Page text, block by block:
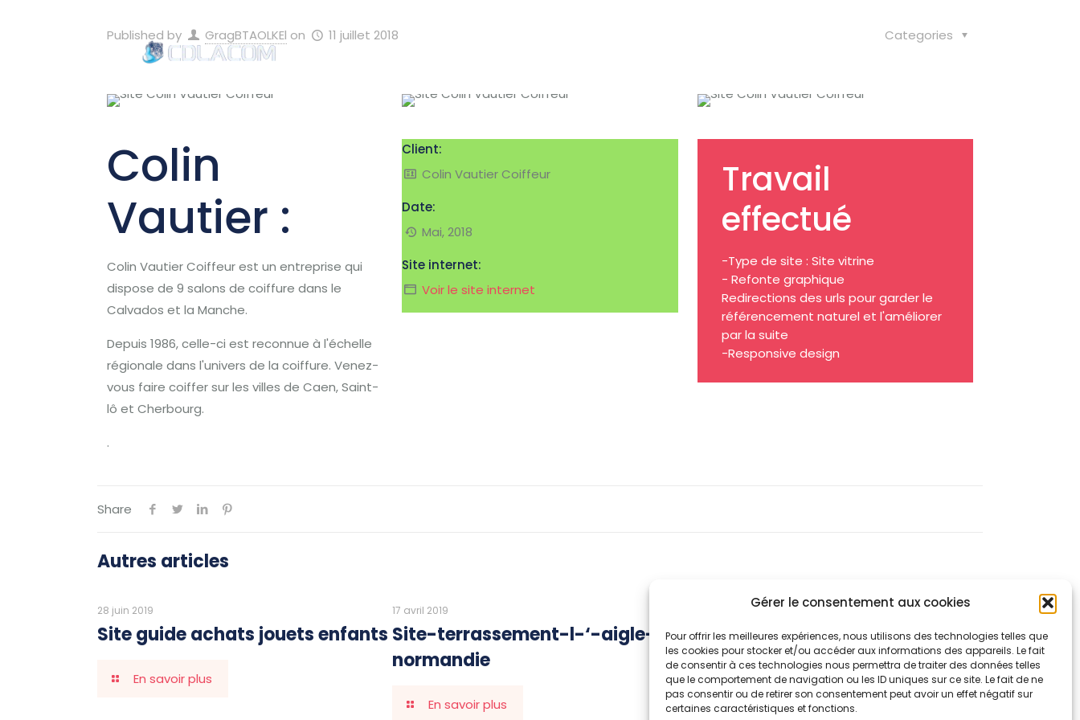
Gérer le consentement aux cookies
Pour offrir les meilleures expériences, nous utilisons des technologies telles que
les cookies pour stocker et/ou accéder aux informations des appareils. Le fait
de consentir à ces technologies nous permettra de traiter des données telles
que le comportement de navigation ou les ID uniques sur ce site. Le fait de ne
pas consentir ou de retirer son consentement peut avoir un effet négatif sur
certaines caractéristiques et fonctions.
Published by GragBTAOLKEl on 11 juillet 2018 Categories
Colin
Vautier :
Colin Vautier Coiffeur est un entreprise qui
dispose de 9 salons de coiffure dans le
Calvados et la Manche.
Depuis 1986, celle-ci est reconnue à l'échelle
régionale dans l'univers de la coiffure. Venez-
vous faire coiffer sur les villes de Caen, Saint-
lô et Cherbourg.
.
Client:
Colin Vautier Coiffeur
Date:
Mai, 2018
Site internet:
Voir le site internet
Travail
effectué
-Type de site : Site vitrine
- Refonte graphique
Redirections des urls pour garder le
référencement naturel et l'améliorer
par la suite
-Responsive design
Share
Autres articles
28 juin 2019
Site guide achats jouets enfants
En savoir plus
17 avril 2019
Site-terrassement-l-‘-aigle-
normandie
En savoir plus
2 novembre 2017
Site Avocat Le Ruyet
En savoir plus